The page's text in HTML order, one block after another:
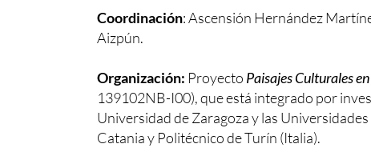
Coordinación: Ascensión Hernández
Aizpún.
Organización: Proyecto Paisajes Culturales
139102NB-I00), que está integrado por
Universidad de Zaragoza y las
Catania y Politécnico de Turín (Italia).